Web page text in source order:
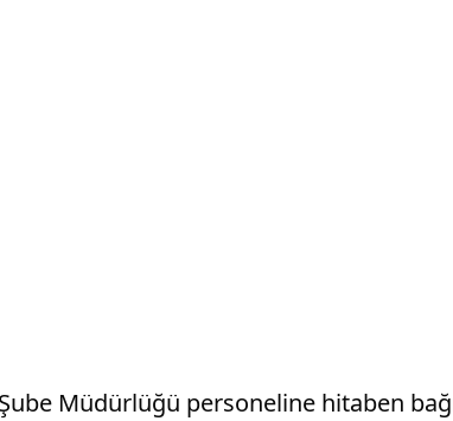
Müdürlüğü personeline hitaben